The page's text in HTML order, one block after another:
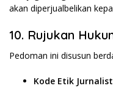
akan diperjualbelikan
10. Rujukan
Pedoman ini disusun
Kode Etik